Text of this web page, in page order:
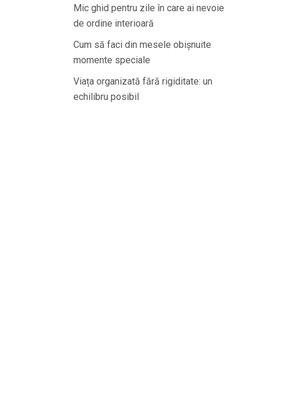
Mic ghid pentru zile în care ai nevoie
de ordine interioară
Cum să faci din mesele obișnuite
momente speciale
Viața organizată fără rigiditate: un
echilibru posibil